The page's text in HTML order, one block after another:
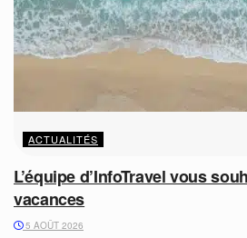
ACTUALITÉS
L’équipe d’InfoTravel vous
vacances
5 AOÛT 2026